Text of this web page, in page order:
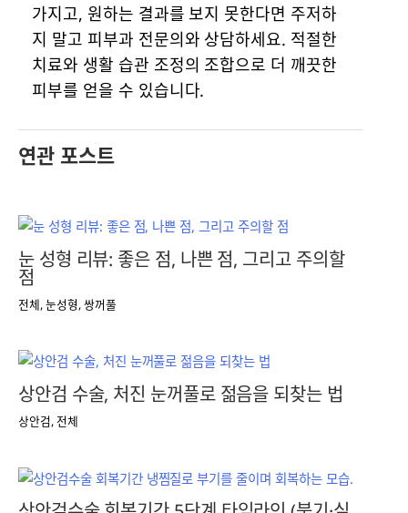
가지고, 원하는 결과를 보지 못한다면 주저하
지 말고 피부과 전문의와 상담하세요. 적절한
치료와 생활 습관 조정의 조합으로 더 깨끗한
피부를 얻을 수 있습니다.
연관 포스트
눈 성형 리뷰: 좋은 점, 나쁜 점, 그리고 주의할
점
전체,눈성형,쌍꺼풀
상안검 수술, 처진 눈꺼풀로 젊음을 되찾는 법
상안검,전체